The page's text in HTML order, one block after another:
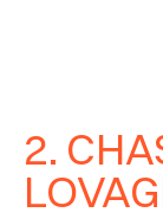
2.